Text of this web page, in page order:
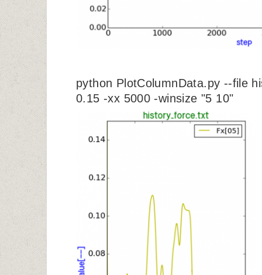
python PlotColumnData.py --file
0.15 -xx 5000 -winsize "5 10"